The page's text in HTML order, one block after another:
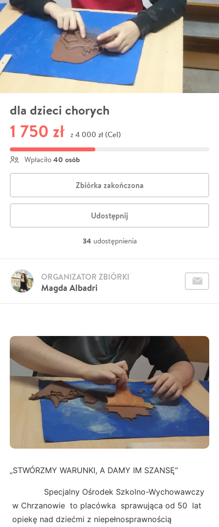
dla dzieci chorych
1 750 zł z 4 000 zł (Cel)
Wpłaciło 40 osób
Zbiórka zakończona
Udostępnij
34 udostępnienia
Magda Albadri
ORGANIZATOR ZBIÓRKI
„STWÓRZMY WARUNKI, A DAMY IM SZANSĘ”
Specjalny Ośrodek Szkolno-Wychowawczy
w Chrzanowie to placówka sprawująca od 50 lat
opiekę nad dziećmi z niepełnosprawnością